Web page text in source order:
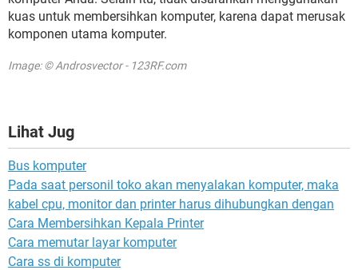
kuas untuk membersihkan komputer, karena dapat merusak
komponen utama komputer.
Image: © Androsvector - 123RF.com
Lihat Jug
Bus komputer
Pada saat personil toko akan menyalakan komputer, maka
kabel cpu, monitor dan printer harus dihubungkan dengan
Cara Membersihkan Kepala Printer
Cara memutar layar komputer
Cara ss di komputer